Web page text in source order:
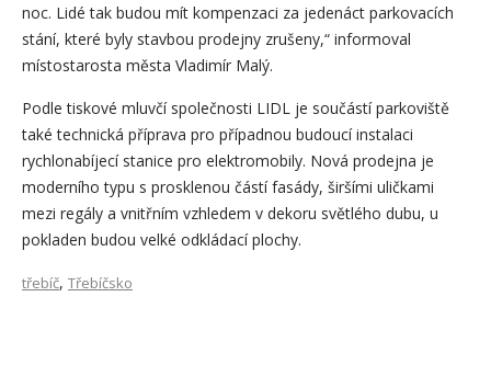
noc. Lidé tak budou mít kompenzaci za jedenáct parkovacích
stání, které byly stavbou prodejny zrušeny,“ informoval
místostarosta města Vladimír Malý.
Podle tiskové mluvčí společnosti LIDL je součástí parkoviště
také technická příprava pro případnou budoucí instalaci
rychlonabíjecí stanice pro elektromobily. Nová prodejna je
moderního typu s prosklenou částí fasády, širšími uličkami
mezi regály a vnitřním vzhledem v dekoru světlého dubu, u
pokladen budou velké odkládací plochy.
třebíč, Třebíčsko